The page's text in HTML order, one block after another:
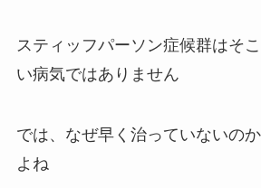
スティッフパーソン症候群はそ
い病気ではありません
では、なぜ早く治っていないの
よね